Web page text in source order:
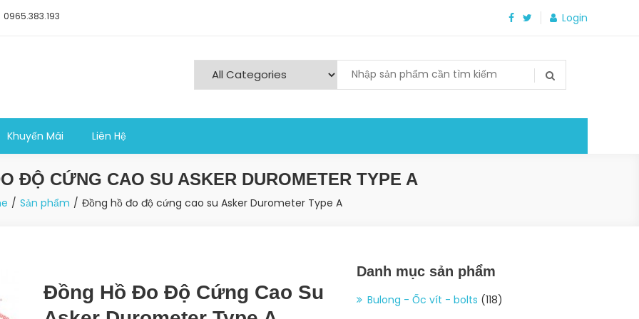
0965.383.193 Login
Khuyến Mãi Liên Hệ
ĐỘ CỨNG CAO SU ASKER DUROMETER TYPE A
Sản phẩm Đồng hồ đo độ cứng cao su Asker Durometer Type A
Đồng Hồ Đo Độ Cứng Cao Su
Danh mục sản phẩm
Bulong - Ốc vít - bolts (118)